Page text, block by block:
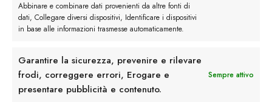
Abbinare e combinare dati provenienti da altre fonti di
dati, Collegare diversi dispositivi, Identificare i dispositivi
in base alle informazioni trasmesse automaticamente.
Garantire la sicurezza, prevenire e rilevare
frodi, correggere errori, Erogare e
presentare pubblicità e contenuto.
Sempre attivo
Rimani in contatto con noi
Servizio Clienti